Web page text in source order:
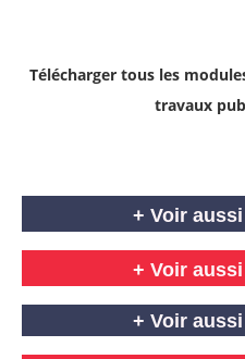
Télécharger tous les
travaux
+ Voir
+ Voir
+ Voir